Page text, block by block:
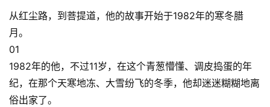
从红尘路，到菩提道，他的故事开始于1982年的寒冬腊
月。
01
1982年的他，不过11岁，在这个青葱懵懂、调皮捣蛋的年
纪，在那个天寒地冻、大雪纷飞的冬季，他却迷迷糊糊地离
俗出家了。